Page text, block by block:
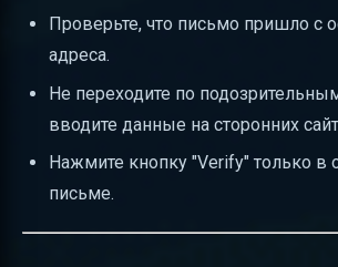
Проверьте, что письмо пришло с
адреса.
Не переходите по
вводите данные на сторонних
Нажмите кнопку "Verify" только
письме.